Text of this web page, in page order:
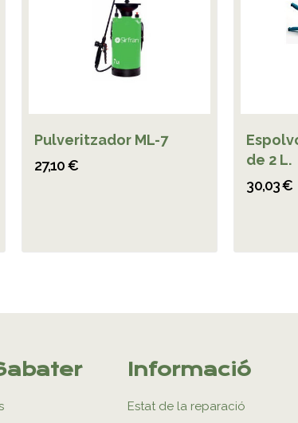
Pulveritzador ML-7
27,10 €
de 2 L.
30,03 €
Informació
Estat de la reparació